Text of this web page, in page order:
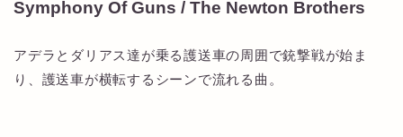
Symphony Of Guns / The Newton Brothers
アデラとダリアス達が乗る護送車の周囲で銃撃戦が始ま
り、護送車が横転するシーンで流れる曲。